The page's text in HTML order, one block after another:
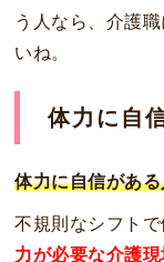
う人なら、介護
いね。
体力に自
体力に自信があ
不規則なシフト
力が必要な介護